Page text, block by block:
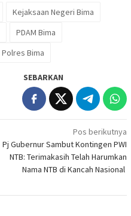
Kejaksaan Negeri Bima
PDAM Bima
Polres Bima
SEBARKAN
Pos berikutnya
Pj Gubernur Sambut Kontingen PWI
NTB: Terimakasih Telah Harumkan
Nama NTB di Kancah Nasional